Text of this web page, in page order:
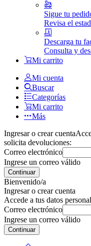
Sigue tu
Revisa el
Descarga tu
Consulta y
Mi carrito
Mi cuenta
Buscar
Categorías
Mi carrito
Más
Ingresar o crear cuenta
solicita devoluciones:
Correo electrónico
Ingrese un correo válido
Continuar
Bienvenido/a
Ingresar o crear cuenta
Accede a tus datos
Correo electrónico
Ingrese un correo válido
Continuar